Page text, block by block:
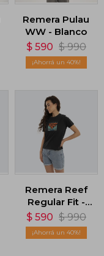
Remera Pulau
WW - Blanco
$ 590 $ 990
40
Remera Reef
Regular Fit -
Negro
$ 590 $ 990
40